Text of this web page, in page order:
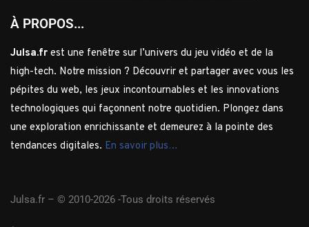
À PROPOS...
Julsa.fr est une fenêtre sur l’univers du jeu vidéo et de la
high-tech. Notre mission ? Découvrir et partager avec vous les
pépites du web, les jeux incontournables et les innovations
technologiques qui façonnent notre quotidien. Plongez dans
une exploration enrichissante et demeurez à la pointe des
tendances digitales. En savoir plus…
Julsa.fr – © 2010-2026 -Tous droits réservés